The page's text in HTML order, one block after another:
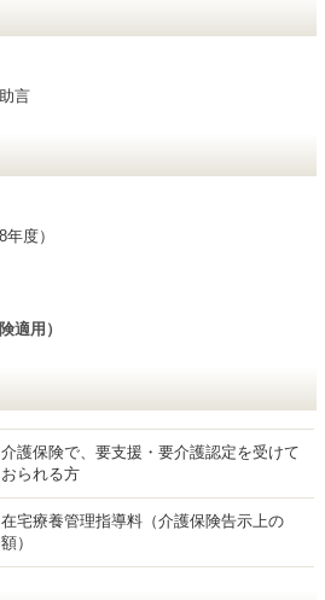
言
度）
適用）
介護保険で、要支援・要介護認定を受けて
おられる方
在宅療養管理指導料（介護保険告示上の
額）